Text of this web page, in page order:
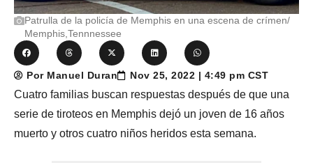
Patrulla de la policía de Memphis en una escena de crímen/
Memphis,Tennnessee
Por Manuel Duran Nov 25, 2022 | 4:49 pm CST
Cuatro familias buscan respuestas después de que una
serie de tiroteos en Memphis dejó un joven de 16 años
muerto y otros cuatro niños heridos esta semana.